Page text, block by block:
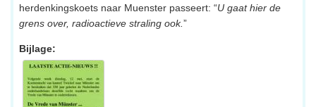
herdenkingskoets naar Muenster passeert: “U gaat hier de
grens over, radioactieve straling ook.”
Bijlage: